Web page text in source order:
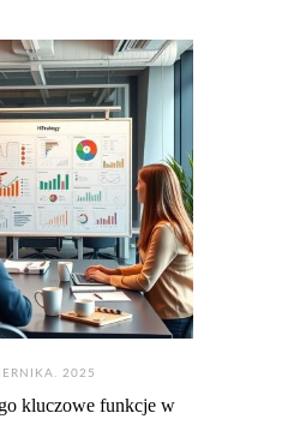
2025
kluczowe funkcje w